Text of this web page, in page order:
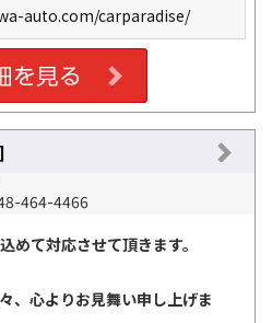
auto.com/carparadise/
464-4466
めて対応させて頂きます。
、心よりお見舞い申し上げま